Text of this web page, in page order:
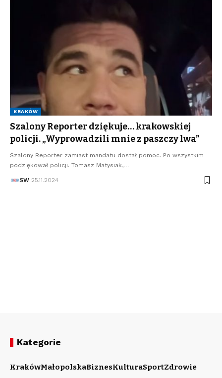
KRAKÓW
Szalony Reporter dziękuje… krakowskiej
policji. „Wyprowadzili mnie z paszczy lwa”
Szalony Reporter zamiast mandatu dostał pomoc. Po wszystkim
podziękował policji. Tomasz Matysiak,…
SW 25.11.2024
Kategorie
KrakówMałopolskaBiznesKulturaSportZdrowie